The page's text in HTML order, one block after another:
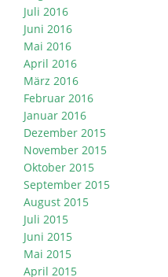
Juli 2016
Juni 2016
Mai 2016
April 2016
März 2016
Februar 2016
Januar 2016
Dezember 2015
November 2015
Oktober 2015
September 2015
August 2015
Juli 2015
Juni 2015
Mai 2015
April 2015